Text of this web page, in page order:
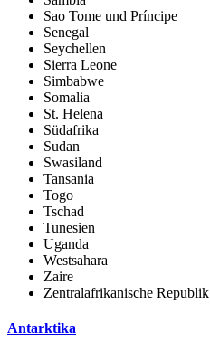
Sao Tome und Príncipe
Senegal
Seychellen
Sierra Leone
Simbabwe
Somalia
St. Helena
Südafrika
Sudan
Swasiland
Tansania
Togo
Tschad
Tunesien
Uganda
Westsahara
Zaire
Zentralafrikanische Republik
Antarktika